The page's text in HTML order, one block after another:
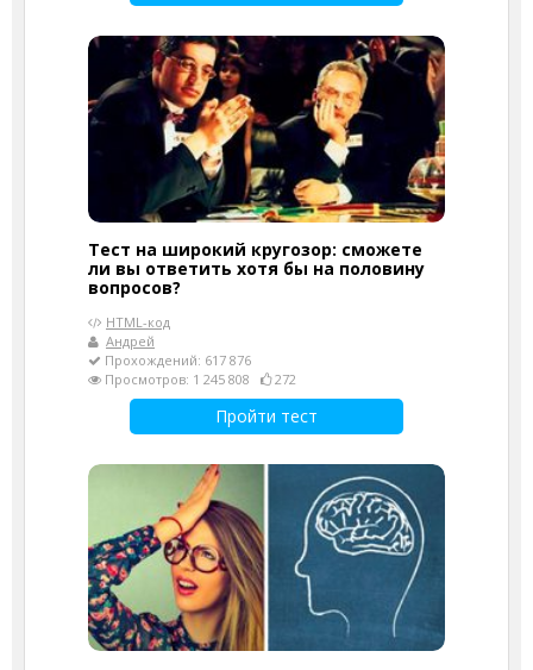
Тест на широкий кругозор: сможете
ли вы ответить хотя бы на половину
вопросов?
HTML-код
Андрей
Прохождений: 617 876
Просмотров: 1 245 808
272
Пройти тест